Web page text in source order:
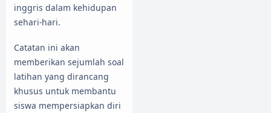
inggris dalam kehidupan
sehari-hari.
Catatan ini akan
memberikan sejumlah soal
latihan yang dirancang
khusus untuk membantu
siswa mempersiapkan diri